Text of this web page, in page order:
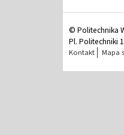
© Politechnika
Pl. Politechniki
Kontakt Mapa